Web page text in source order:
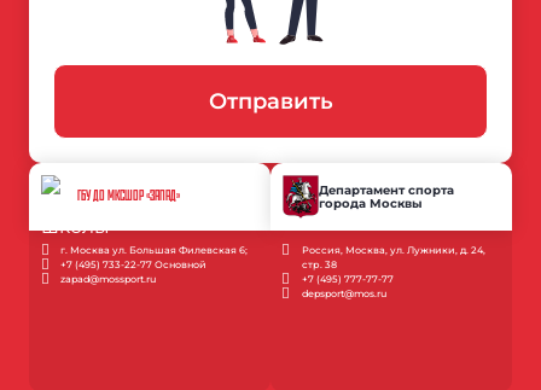
Отправить
ГБУ ДО МКСШОР «ЗАПАД»
г. Москва ул. Большая Филевская 6;
+7 (495) 733-22-77 Основной
zapad@mossport.ru
Департамент спорта
города Москвы
Россия, Москва, ул. Лужники, д. 24,
стр. 38
+7 (495) 777-77-77
depsport@mos.ru